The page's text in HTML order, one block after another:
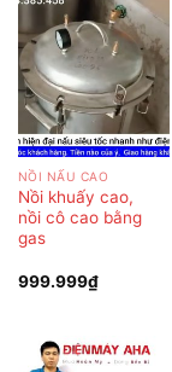
NỒI NẤU CAO
Nồi khuấy cao,
nồi cô cao bằng
gas
999.999₫